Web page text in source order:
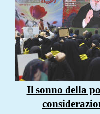
Il sonno della